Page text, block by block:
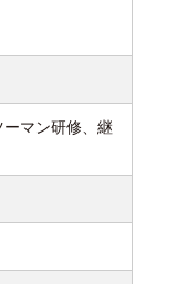
マン研修、継